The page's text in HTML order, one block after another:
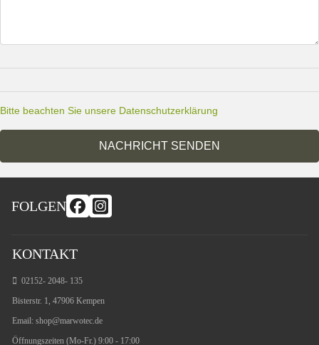
Bitte beachten Sie unsere Datenschutzerklärung
NACHRICHT SENDEN
FOLGEN
KONTAKT
02152- 2048- 135
Bisterstr. 1, 47906 Kempen
Email: shop@marwotec.de
Öffnungszeiten (Mo-Fr.) 9:00 - 17:00